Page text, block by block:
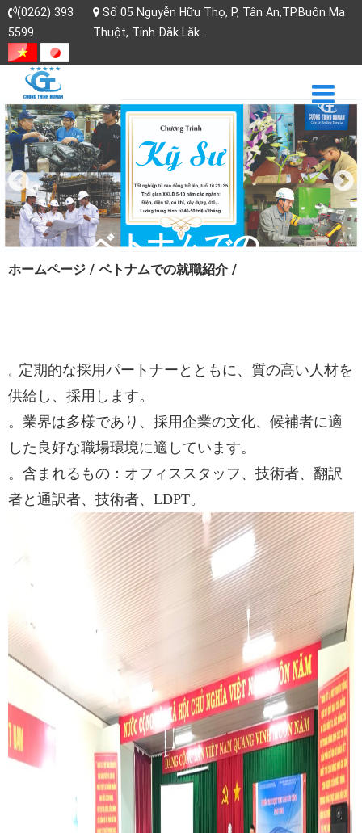
(0262) 393
5599
Số 05 Nguyễn Hữu Thọ, P, Tân An,TP.Buôn Ma
Thuột, Tỉnh Đắk Lắk.
ホームページ / ベトナムでの就職紹介 /
ベトナムでの
。 定期的な採用パートナーとともに、質の高い人材を
供給し、採用します。
。 業界は多様であり、採用企業の文化、候補者に適
した良好な職場環境に適しています。
。 含まれるもの：オフィススタッフ、技術者、翻訳
者と通訳者、技術者、LDPT。